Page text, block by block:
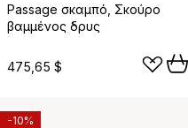
Passage σκαμπό, Σκούρο
βαμμένος δρυς
475,65 $
-10%